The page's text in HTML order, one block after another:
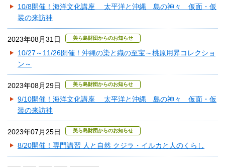
10/8開催！海洋文化講座 太平洋と沖縄 島の神々 仮面・仮
装の来訪神
2023年08月31日 美ら島財団からのお知らせ
10/27～11/26開催！沖縄の染と織の至宝～桃原用昇コレクショ
ン～
2023年08月29日 美ら島財団からのお知らせ
9/10開催！海洋文化講座 太平洋と沖縄 島の神々 仮面・仮
装の来訪神
2023年07月25日 美ら島財団からのお知らせ
8/20開催！専門講習 人と自然 クジラ・イルカと人のくらし